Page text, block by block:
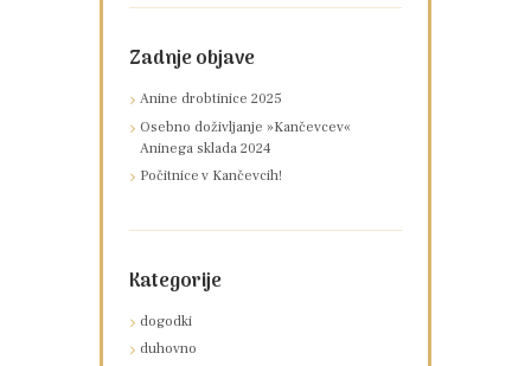
Zadnje objave
Anine drobtinice 2025
Osebno doživljanje »Kančevcev«
Aninega sklada 2024
Počitnice v Kančevcih!
Kategorije
dogodki
duhovno